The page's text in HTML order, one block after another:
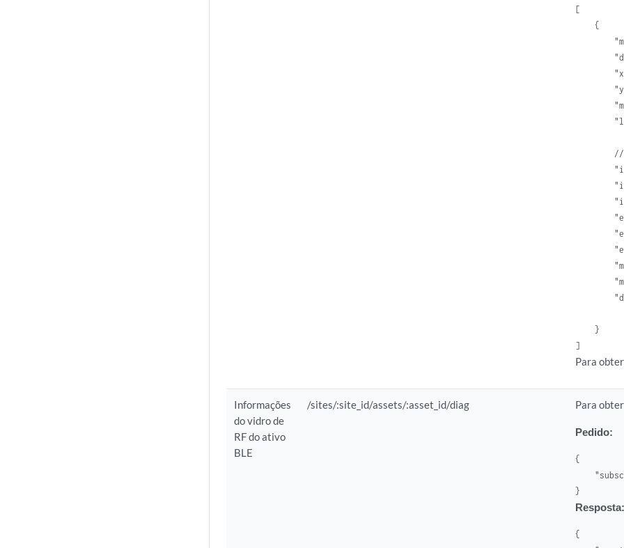
[
    {
    }
]
Para
Informações
do vidro de
RF do ativo
BLE
/sites/:site_id/assets/:asset_id/diag Para
Pedido:
{
}
Resposta:
{